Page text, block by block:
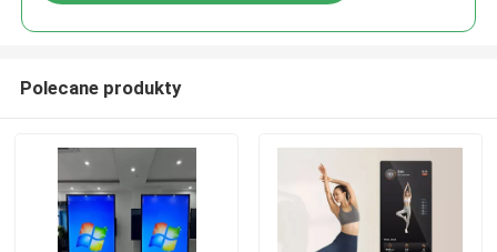
Polecane produkty